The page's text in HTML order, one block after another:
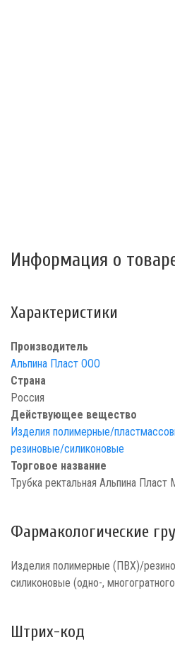
Информация о
Характеристики
Производитель
Альпина Пласт ООО
Страна
Россия
Действующее вещество
Изделия полимерные/
резиновые/силиконовые
Торговое название
Трубка ректальная Альпина
Фармакологические
Изделия полимерные (ПВХ)/
силиконовые (одно-,
Штрих-код